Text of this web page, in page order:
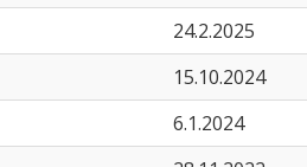
24.2.2025
15.10.2024
6.1.2024